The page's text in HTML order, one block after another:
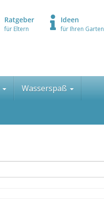
Ratgeber
für Eltern
Ideen
für Ihren Garten
Wasserspaß